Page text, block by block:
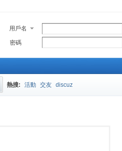
用戶名
密碼
熱搜: 活動 交友 discuz